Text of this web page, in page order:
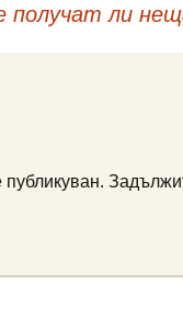
получат ли